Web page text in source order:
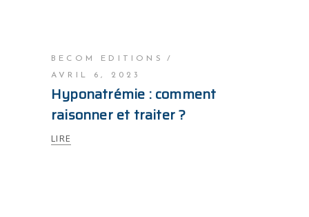
BECOM EDITIONS
AVRIL 6, 2023
Hyponatrémie : comment
raisonner et traiter ?
LIRE